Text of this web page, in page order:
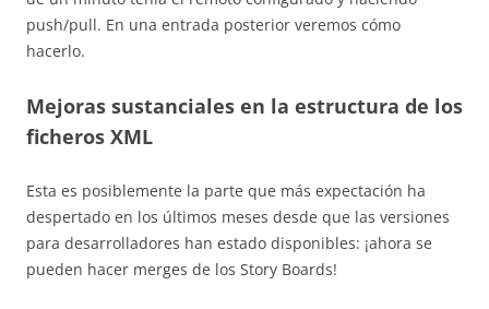
push/pull. En una entrada posterior veremos cómo
hacerlo.
Mejoras sustanciales en la estructura de los
ficheros XML
Esta es posiblemente la parte que más expectación ha
despertado en los últimos meses desde que las versiones
para desarrolladores han estado disponibles: ¡ahora se
pueden hacer merges de los Story Boards!